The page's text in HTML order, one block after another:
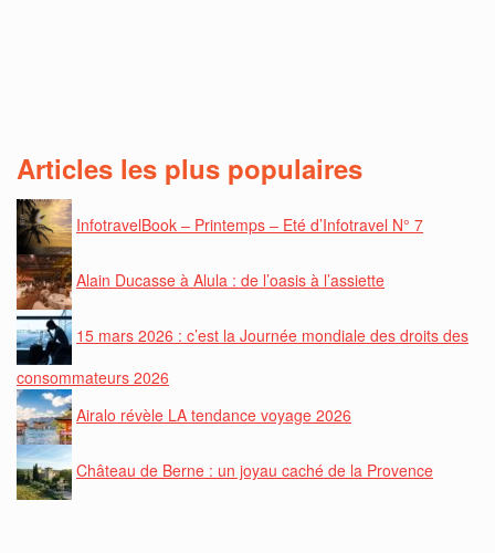
Articles les plus populaires
InfotravelBook – Printemps – Eté d’Infotravel N° 7
Alain Ducasse à Alula : de l’oasis à l’assiette
15 mars 2026 : c’est la Journée mondiale des droits des
consommateurs 2026
Airalo révèle LA tendance voyage 2026
Château de Berne : un joyau caché de la Provence